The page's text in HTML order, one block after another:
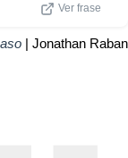
Ver frase
| Jonathan Raban